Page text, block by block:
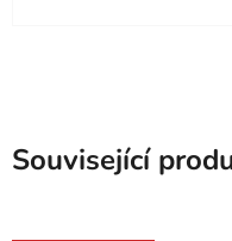
Související